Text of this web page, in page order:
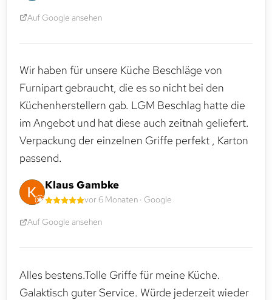
Auf Google ansehen
Wir haben für unsere Küche Beschläge von
Furnipart gebraucht, die es so nicht bei den
Küchenherstellern gab. LGM Beschlag hatte die
im Angebot und hat diese auch zeitnah geliefert.
Verpackung der einzelnen Griffe perfekt , Karton
passend.
Klaus Gambke
vor 6 Monaten · Google
Auf Google ansehen
Alles bestens.Tolle Griffe für meine Küche.
Galaktisch guter Service. Würde jederzeit wieder